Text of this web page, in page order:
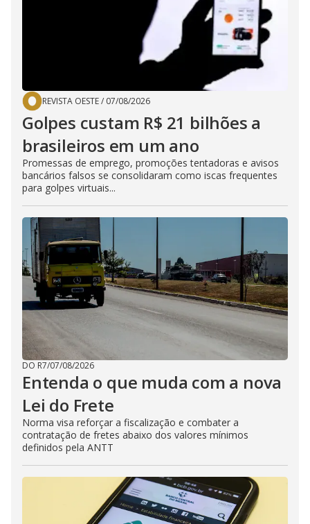
REVISTA OESTE/ 07/08/2026
Golpes custam R$ 21 bilhões a
brasileiros em um ano
Promessas de emprego, promoções tentadoras e avisos
bancários falsos se consolidaram como iscas frequentes
para golpes virtuais...
DO R7/07/08/2026
Entenda o que muda com a nova
Lei do Frete
Norma visa reforçar a fiscalização e combater a
contratação de fretes abaixo dos valores mínimos
definidos pela ANTT